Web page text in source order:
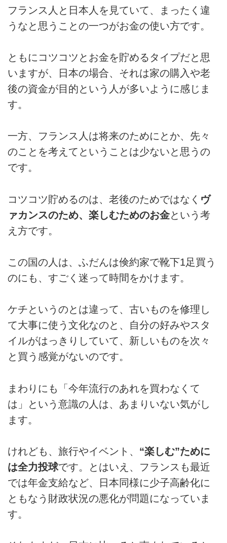
フランス人と日本人を見ていて、まったく違
うなと思うことの一つがお金の使い方です。
ともにコツコツとお金を貯めるタイプだと思
いますが、日本の場合、それは家の購入や老
後の資金が目的という人が多いように感じま
す。
一方、フランス人は将来のためにとか、先々
のことを考えてということは少ないと思うの
です。
コツコツ貯めるのは、老後のためではなく ヴ
ァカンスのため、楽しむためのお金という考
え方です。
この国の人は、ふだんは倹約家で靴下1足買う
のにも、すごく迷って時間をかけます。
ケチというのとは違って、古いものを修理し
て大事に使う文化なのと、自分の好みやスタ
イルがはっきりしていて、新しいものを次々
と買う感覚がないのです。
まわりにも「今年流行のあれを買わなくて
は」という意識の人は、あまりいない気がし
ます。
けれども、旅行やイベント、 “楽しむ”ために
は全力投球です。とはいえ、フランスも最近
では年金支給など、日本同様に少子高齢化に
ともなう財政状況の悪化が問題になっていま
す。